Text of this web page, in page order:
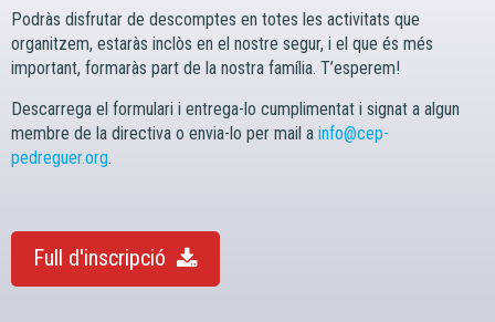
Podràs disfrutar de descomptes en totes les activitats que
organitzem, estaràs inclòs en el nostre segur, i el que és més
important, formaràs part de la nostra família. T’esperem!
Descarrega el formulari i entrega-lo cumplimentat i signat a algun
membre de la directiva o envia-lo per mail a info@cep-
pedreguer.org.
Full d'inscripció